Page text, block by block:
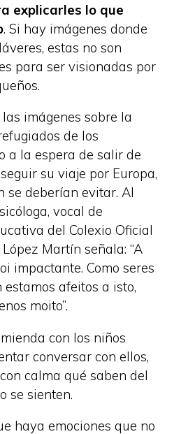
explicarles lo que
. Si hay imágenes donde
estas no son
para ser visionadas por
imágenes sobre la
de los
a la espera de salir de
su viaje por Europa,
se deberían evitar. Al
vocal de
del Colexio Oficial
Martín señala: “A
impactante. Como seres
estamos afeitos a isto,
moito”.
con los niños
conversar con ellos,
calma qué saben del
se sienten.
haya emociones que no